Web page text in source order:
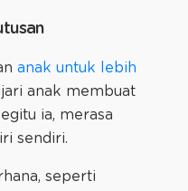
anak untuk lebih
anak membuat
ia, merasa
sendiri.
seperti